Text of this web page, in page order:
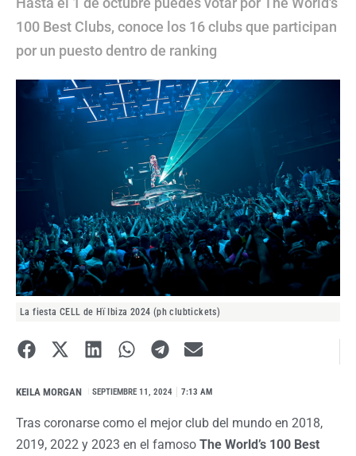
100 Best Clubs, conoce los 16 clubs que participan
por un puesto dentro de ranking
La fiesta CELL de Hï Ibiza 2024 (ph clubtickets)
KEILA MORGAN SEPTIEMBRE 11, 2024 7:13 AM
Tras coronarse como el mejor club del mundo en 2018,
2019, 2022 y 2023 en el famoso The World’s 100 Best